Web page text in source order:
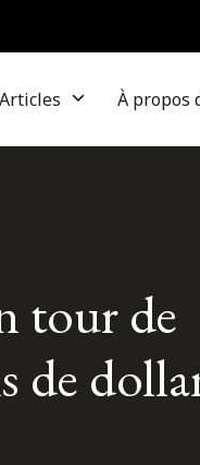
Articles À propos
tour de
de